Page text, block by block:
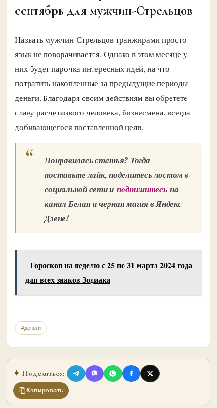
сентябрь для мужчин-Стрельцов
Назвать мужчин-Стрельцов транжирами просто
язык не поворачивается. Однако в этом месяце у
них будет парочка интересных идей, на что
потратить накопленные за предыдущие периоды
деньги. Благодаря своим действиям вы обретете
славу расчетливого человека, бизнесмена, всегда
добивающегося поставленной цели.
Понравилась статья? Тогда
поставьте лайк, поделитесь постом в
социальной сети и подпишитесь на
канал Белая и черная магия в Яндекс
Дзене!
Гороскоп на неделю с 25 по 31 марта 2024 года
для всех знаков Зодиака
#деньги
✦ Поделиться:
Копировать